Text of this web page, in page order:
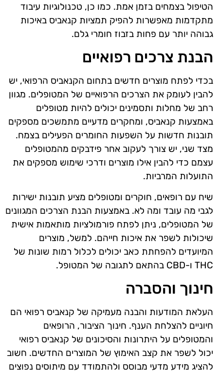
הטיפול בצמחים בזמן אמת. כמו כן, טכנולוגיות עיבוד
מתקדמות מאפשרות להפיק תמציות קנאביס באיכות
גבוהה יותר עם פחות בזבוז חומרי גלם.
הבנת צרכים רפואיים
בכדי לפתח מוצרים חדשים בתחום הקנאביס הרפואי, יש
להבין לעומק את הצרכים הרפואיים של המטופלים. מגוון
רחב של מחלות ותסמינים יכולים להיות מטופלים
באמצעות קנאביס, ומחקרים מדעיים מתמשכים מספקים
תובנות חדשות על השפעות החומרים הפעילים בצמח.
מצד שני, יש צורך לעקוב אחר פידבקים מהמטופלים
עצמם כדי להבין אילו מוצרים ודרכי שימוש מספקים את
התועלות המרביות.
שיח עם רופאים, חוקרים ומטופלים מציע תובנות ישירות
לגבי מה עובד ומה לא. באמצעות הבנת הצרכים המגוונים
של המטופלים, ניתן לפתח פורמולציות מותאמות אישית
שיכולות לשפר את איכות חייהם. למשל, מוצרים
המיועדים להפחתת כאב יכולים לכלול רמות שונות של
THC ו-CBD בהתאם לתגובה של המטופל.
חינוך והסברה
העלאת המודעות והבנה מעמיקה של קנאביס רפואי הם
חיוניים להצלחת הענף. חינוך הציבור, הרופאים
והמטופלים על היתרונות והסיכונים של קנאביס רפואי
יכול לשפר את קצב האימוץ של המוצרים החדשים. חשוב
להציג מידע מדעי מבוסס ולהתמודד עם מיתוסים נפוצים